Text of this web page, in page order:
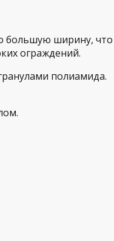
ширину,
ограждений.
полиамида.